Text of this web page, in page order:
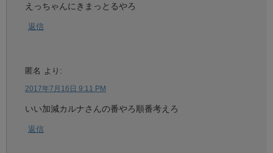
えっちゃんにきまっとるやろ
返信
匿名 より:
2017年7月16日 9:11 PM
いい加減カルナさんの番やろ順番考えろ
返信